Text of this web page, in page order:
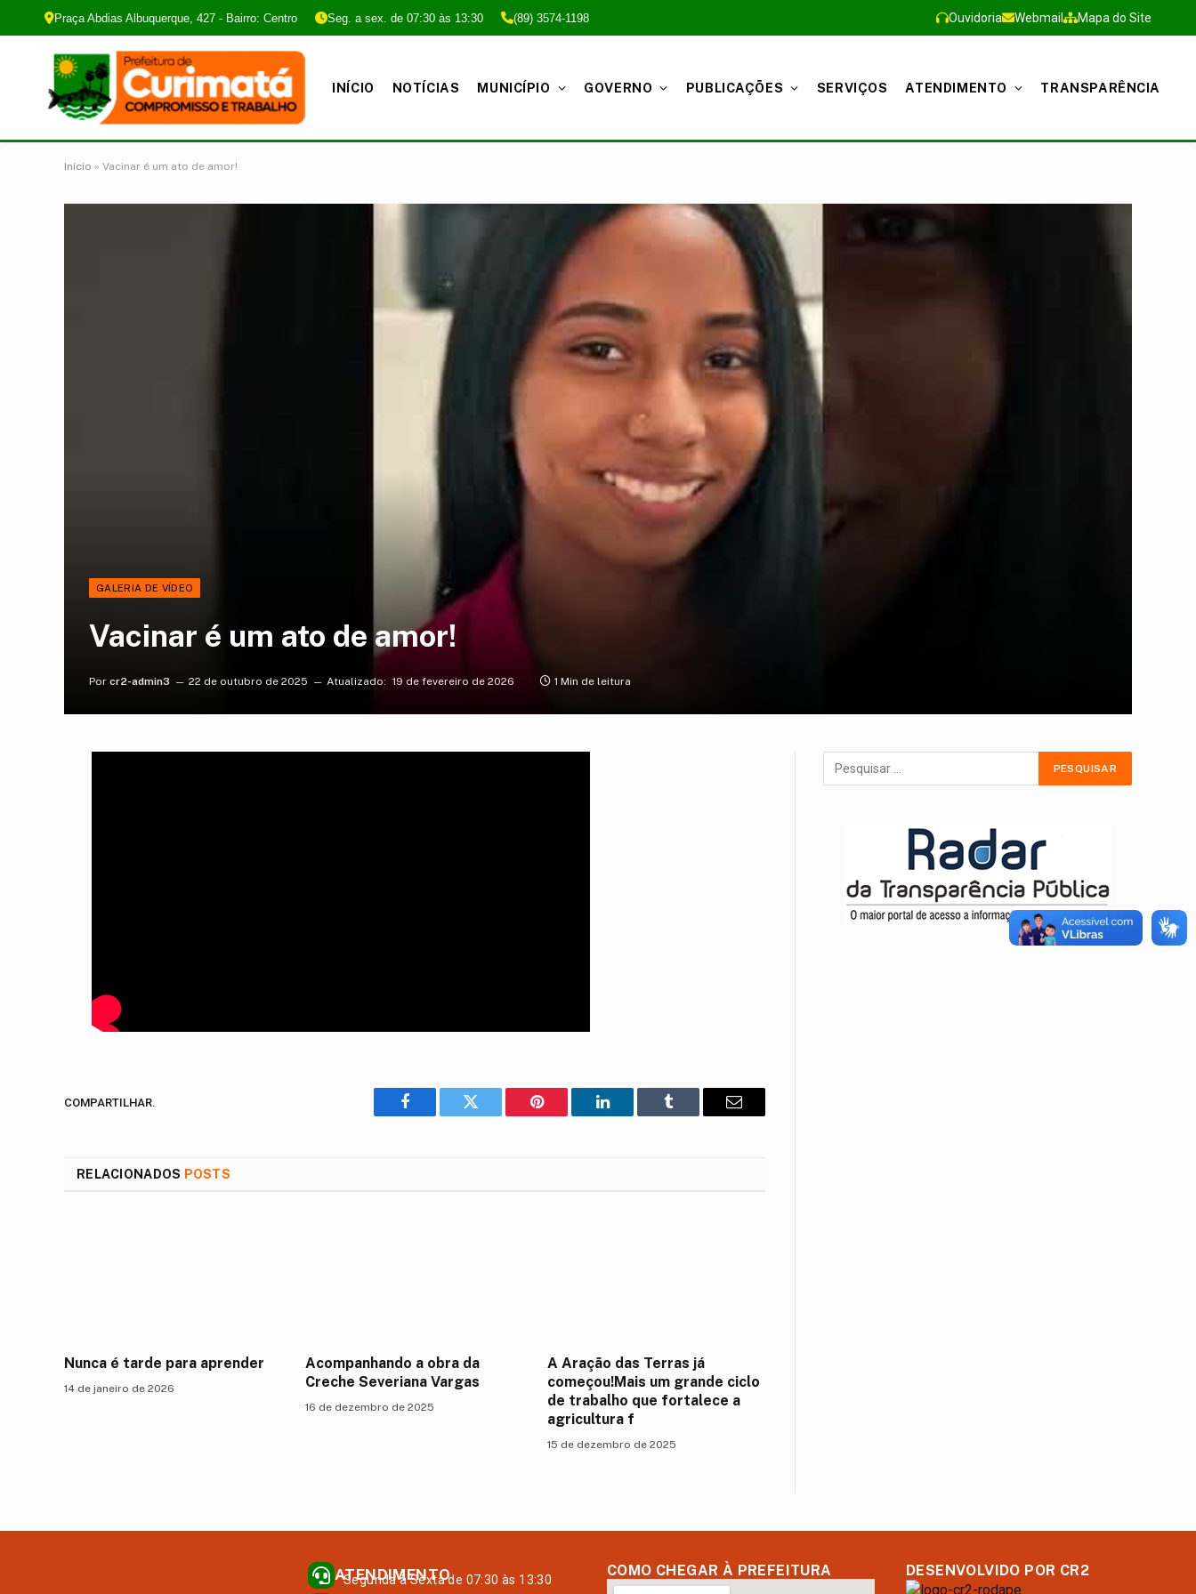
Praça Abdias Albuquerque, 427 - Bairro: Centro Seg. a sex. de 07:30 às 13:30 (89) 3574-1198 Ouvidoria Webmail Mapa do Site
INÍCIO NOTÍCIAS MUNICÍPIO GOVERNO PUBLICAÇÕES SERVIÇOS ATENDIMENTO TRANSPARÊNCIA
Início » Vacinar é um ato de amor!
GALERIA DE VÍDEO
Vacinar é um ato de amor!
Por cr2-admin3 22 de outubro de 2025 Atualizado: 19 de fevereiro de 2026 1 Min de leitura
COMPARTILHAR.
Facebook Twitter Pinterest LinkedIn Tumblr
E-
RELACIONADOS POSTS
Nunca é tarde para aprender
14 de janeiro de 2026
Acompanhando a obra da
Creche Severiana Vargas
16 de dezembro de 2025
A Aração das Terras já
começou!Mais um grande ciclo
de trabalho que fortalece a
agricultura f
15 de dezembro de 2025
ATENDIMENTO
Segunda à Sexta de 07:30 às 13:30
COMO CHEGAR À PREFEITURA DESENVOLVIDO POR CR2